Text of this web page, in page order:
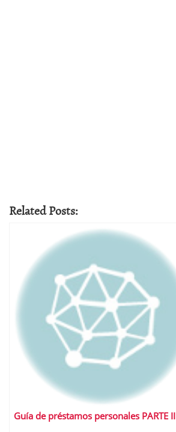
Related Posts:
Guía de préstamos personales PARTE II